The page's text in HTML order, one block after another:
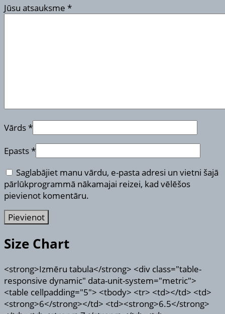
Jūsu atsauksme *
Vārds*
Epasts*
Saglabājiet manu vārdu, e-pasta adresi un vietni šajā
pārlūkprogrammā nākamajai reizei, kad vēlēšos
pievienot komentāru.
Size Chart
<strong>Izmēru tabula</strong> <div class="table-
responsive dynamic" data-unit-system="metric">
<table cellpadding="5"> <tbody> <tr> <td></td> <td>
<strong>6</strong></td> <td><strong>6.5</strong>